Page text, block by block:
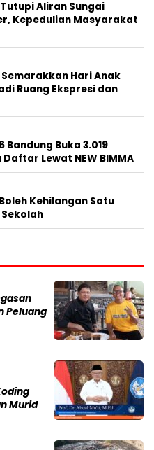
Aliran Sungai
Kepedulian Masyarakat
Hari Anak
Ruang Ekspresi dan
Buka 3.019
Lewat NEW BIMMA
Kehilangan Satu
Peluang
Murid